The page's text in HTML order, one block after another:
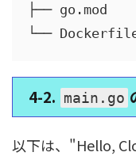
├── go.mod
4-2. main.go
以下は、"Hello,